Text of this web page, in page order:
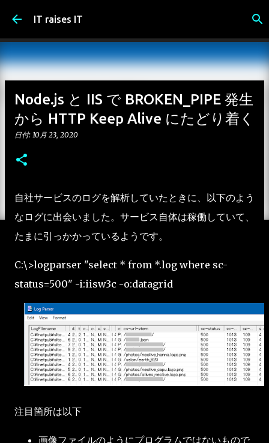
スキップしてメイン コンテンツに移動
IT raises IT
Node.js と IIS で BROKEN_PIPE 発生
から HTTP Keep Alive にたどり着く
日付: 10月 23, 2020
自社サービスのログを解析していたときに、以下のよう
なログに出会いました。サービス自体は稼働していて、
たまに引っかかっているようです。
C:\>logparser "select * from *.log where sc-
status=500" -i:iisw3c -o:datagrid
注目箇所は以下
画像ファイルのようにプログラムではないもので